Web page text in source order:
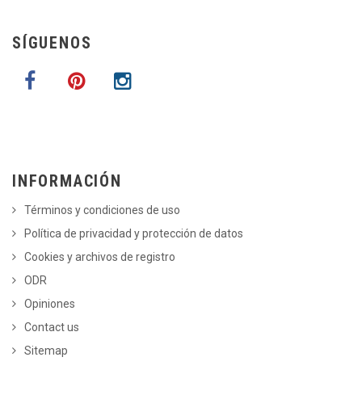
SÍGUENOS
INFORMACIÓN
Términos y condiciones de uso
Política de privacidad y protección de datos
Cookies y archivos de registro
ODR
Opiniones
Contact us
Sitemap